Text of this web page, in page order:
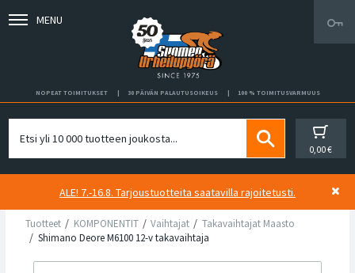
MENU
NOPEAT TOIMITUKSET 30 PÄIVÄN PALAUTUSOIKEUS 100 % TOIMITUSVARMUUS
0,00 €
ALE! 7.-16.8. Tarjoustuotteita saatavilla rajoitetusti.
Tuotteet KOMPONENTIT Vaihtajat
Takavaihtajat Maasto
Shimano Deore M6100 12-v takavaihtaja